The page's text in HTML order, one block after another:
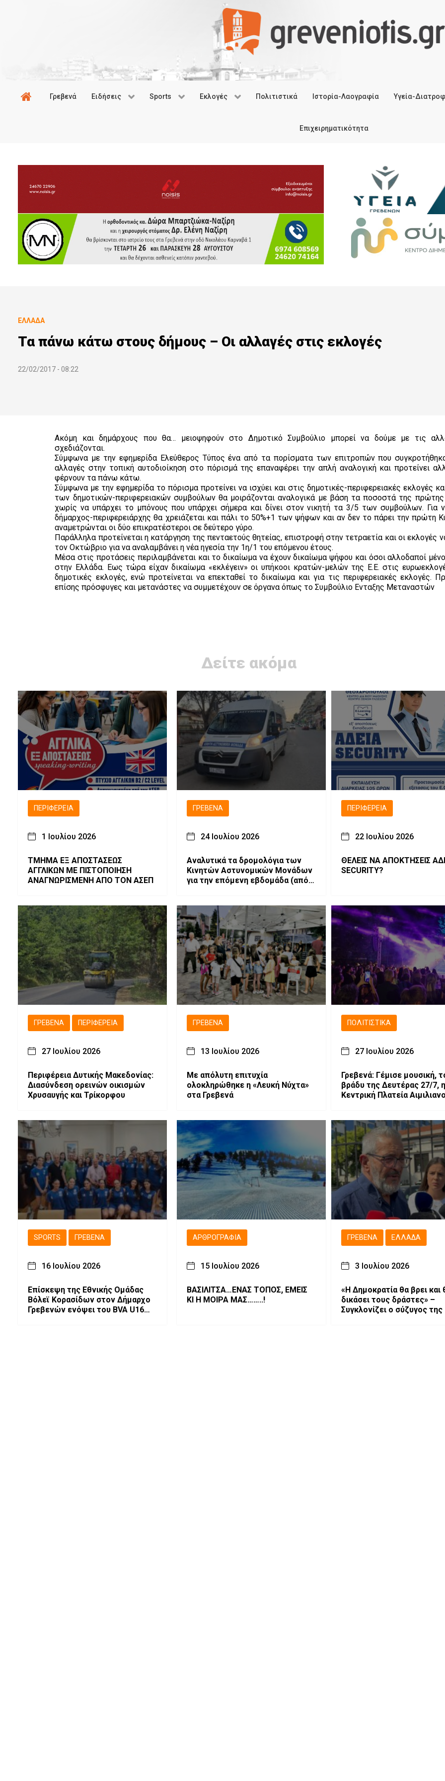
Γρεβενά Ειδήσεις Sports Εκλογές Πολιτιστικά Ιστορία-Λαογραφία Υγεία-
Επιχειρηματικότητα
ΕΛΛΆΔΑ
Τα πάνω κάτω στους δήμους – Οι αλλαγές στις εκλογές
22/02/2017 - 08:22
Ακόμη και δημάρχους που θα… μειοψηφούν στο Δημοτικό Συμβούλιο μπορεί να δούμε με τις
σχεδιάζονται.
Σύμφωνα με την εφημερίδα Ελεύθερος Τύπος ένα από τα πορίσματα των επιτροπών που
αλλαγές στην τοπική αυτοδιοίκηση στο πόρισμά της επαναφέρει την απλή αναλογική και προτείνει
φέρνουν τα πάνω κάτω.
Σύμφωνα με την εφημερίδα το πόρισμα προτείνει να ισχύει και στις δημοτικές-περιφερειακές εκλογές
των δημοτικών-περιφερειακών συμβούλων θα μοιράζονται αναλογικά με βάση τα ποσοστά της πρώτης
χωρίς να υπάρχει το μπόνους που υπάρχει σήμερα και δίνει στον νικητή τα 3/5 των συμβούλων. Για
δήμαρχος-περιφερειάρχης θα χρειάζεται και πάλι το 50%+1 των ψήφων και αν δεν το πάρει την πρώτη
αναμετρώνται οι δύο επικρατέστεροι σε δεύτερο γύρο.
Παράλληλα προτείνεται η κατάργηση της πενταετούς θητείας, επιστροφή στην τετραετία και οι εκλογές
τον Οκτώβριο για να αναλαμβάνει η νέα ηγεσία την 1η/1 του επόμενου έτους.
Μέσα στις προτάσεις περιλαμβάνεται και το δικαίωμα να έχουν δικαίωμα ψήφου και όσοι αλλοδαποί
στην Ελλάδα. Εως τώρα είχαν δικαίωμα «εκλέγειν» οι υπήκοοι κρατών-μελών της Ε.Ε. στις
δημοτικές εκλογές, ενώ προτείνεται να επεκταθεί το δικαίωμα και για τις περιφερειακές εκλογές.
επίσης πρόσφυγες και μετανάστες να συμμετέχουν σε όργανα όπως το Συμβούλιο Ενταξης Μεταναστών
Δείτε ακόμα
ΠΕΡΙΦΈΡΕΙΑ
1 Ιουλίου 2026
ΤΜΗΜΑ ΕΞ ΑΠΟΣΤΑΣΕΩΣ
ΑΓΓΛΙΚΩΝ ΜΕ ΠΙΣΤΟΠΟΙΗΣΗ
ΑΝΑΓΝΩΡΙΣΜΕΝΗ ΑΠΟ ΤΟΝ ΑΣΕΠ
ΓΡΕΒΕΝΆ
24 Ιουλίου 2026
Αναλυτικά τα δρομολόγια των
Κινητών Αστυνομικών Μονάδων
για την επόμενη εβδομάδα (από
ΠΕΡΙΦΈΡΕΙΑ
22 Ιουλίου 2026
ΘΕΛΕΙΣ ΝΑ ΑΠΟΚΤΗΣΕΙΣ
SECURITY?
ΓΡΕΒΕΝΆ ΠΕΡΙΦΈΡΕΙΑ
27 Ιουλίου 2026
Περιφέρεια Δυτικής Μακεδονίας:
Διασύνδεση ορεινών οικισμών
Χρυσαυγής και Τρίκορφου
ΓΡΕΒΕΝΆ
13 Ιουλίου 2026
Με απόλυτη επιτυχία
ολοκληρώθηκε η «Λευκή Νύχτα»
στα Γρεβενά
ΠΟΛΙΤΙΣΤΙΚΆ
27 Ιουλίου 2026
Γρεβενά: Γέμισε μουσική,
βράδυ της Δευτέρας 27/7, η
Κεντρική Πλατεία
SPORTS ΓΡΕΒΕΝΆ
16 Ιουλίου 2026
Επίσκεψη της Εθνικής Ομάδας
Βόλεϊ Κορασίδων στον Δήμαρχο
Γρεβενών ενόψει του BVA U16
ΑΡΘΡΟΓΡΑΦΊΑ
15 Ιουλίου 2026
ΒΑΣΙΛΙΤΣΑ…ΕΝΑΣ ΤΟΠΟΣ, ΕΜΕΙΣ
ΚΙ Η ΜΟΙΡΑ ΜΑΣ……..!
ΓΡΕΒΕΝΆ ΕΛΛΆΔΑ
3 Ιουλίου 2026
«Η Δημοκρατία θα βρει και
δικάσει τους δράστες» –
Συγκλονίζει ο σύζυγος της